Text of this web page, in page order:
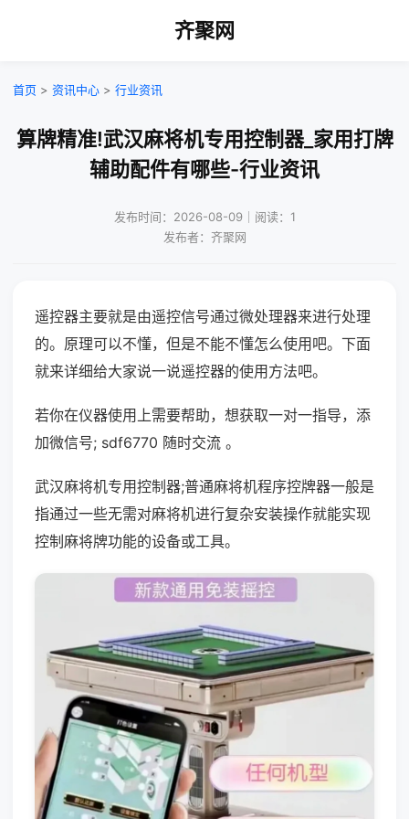
齐聚网
首页 > 资讯中心 > 行业资讯
算牌精准!武汉麻将机专用控制器_家用打牌
辅助配件有哪些-行业资讯
发布时间：2026-08-09｜阅读：1
发布者：齐聚网
遥控器主要就是由遥控信号通过微处理器来进行处理
的。原理可以不懂，但是不能不懂怎么使用吧。下面
就来详细给大家说一说遥控器的使用方法吧。
若你在仪器使用上需要帮助，想获取一对一指导，添
加微信号; sdf6770 随时交流 。
武汉麻将机专用控制器;普通麻将机程序控牌器一般是
指通过一些无需对麻将机进行复杂安装操作就能实现
控制麻将牌功能的设备或工具。